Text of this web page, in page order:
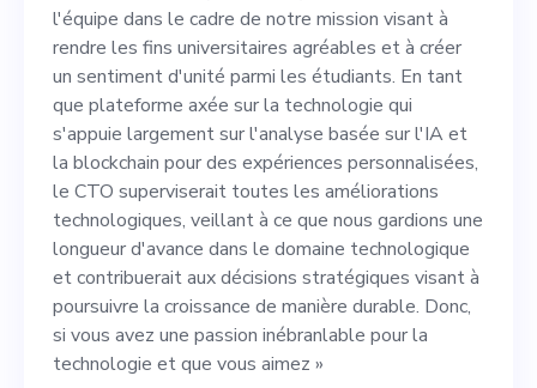
un poste de directeur de la
technologie, travaillant en
étroite collaboration avec le
fondateur (moi-même) et le
reste de l'équipe dans le
cadre de notre mission
visant à rendre les fins
universitaires agréables et à
créer un sentiment d'unité
l'équipe dans le cadre de notre mission visant à
rendre les fins universitaires agréables et à créer
un sentiment d'unité parmi les étudiants. En tant
que plateforme axée sur la technologie qui
s'appuie largement sur l'analyse basée sur l'IA et
la blockchain pour des expériences personnalisées,
le CTO superviserait toutes les améliorations
technologiques, veillant à ce que nous gardions une
longueur d'avance dans le domaine technologique
et contribuerait aux décisions stratégiques visant à
poursuivre la croissance de manière durable. Donc,
si vous avez une passion inébranlable pour la
technologie et que vous aimez »